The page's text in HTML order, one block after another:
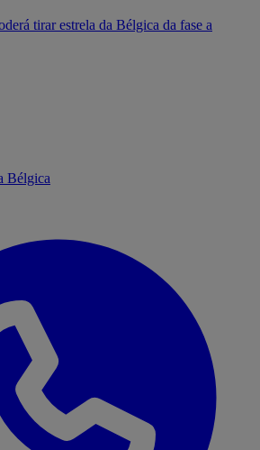
tirar estrela da Bélgica da fase a
Bélgica